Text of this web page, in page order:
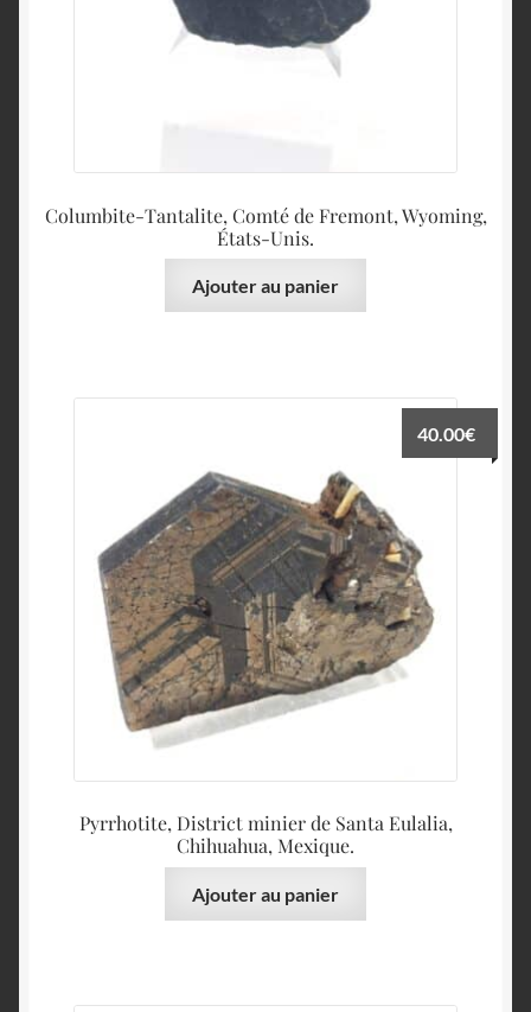
Columbite-Tantalite, Comté de Fremont, Wyoming,
États-Unis.
Ajouter au panier
Pyrrhotite, District minier de Santa Eulalia,
Chihuahua, Mexique.
40.00€
Ajouter au panier